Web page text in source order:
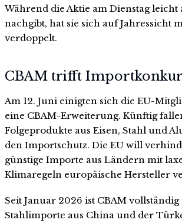
Während die Aktie am Dienstag leicht
nachgibt, hat sie sich auf Jahressicht
verdoppelt.
CBAM trifft
Am 12. Juni einigten sich die EU-
eine CBAM-Erweiterung. Künftig
Folgeprodukte aus Eisen, Stahl und
den Importschutz. Die EU will
günstige Importe aus Ländern mit
Klimaregeln europäische Hersteller
Seit Januar 2026 ist CBAM
Stahlimporte aus China und der